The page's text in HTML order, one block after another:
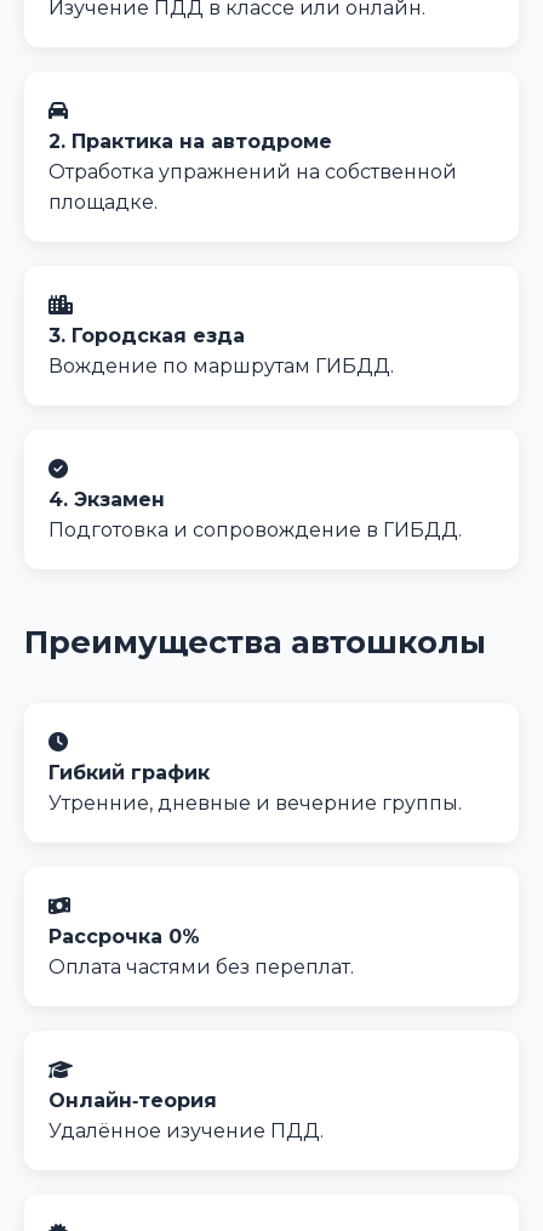
Изучение ПДД в классе или онлайн.
2. Практика на автодроме
Отработка упражнений на собственной
площадке.
3. Городская езда
Вождение по маршрутам ГИБДД.
4. Экзамен
Подготовка и сопровождение в ГИБДД.
Преимущества автошколы
Гибкий график
Утренние, дневные и вечерние группы.
Рассрочка 0%
Оплата частями без переплат.
Онлайн‑теория
Удалённое изучение ПДД.